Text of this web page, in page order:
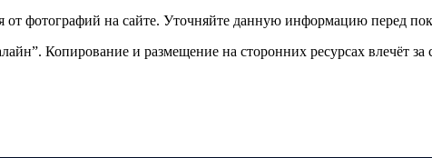
от фотографий на сайте. Уточняйте данную информацию перед
Копирование и размещение на сторонних ресурсах влечёт